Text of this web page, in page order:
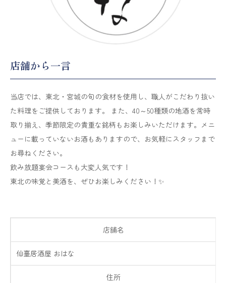
店舗から一言
当店では、東北・宮城の旬の食材を使用し、職人がこだわり抜い
た料理をご提供しております。 また、40～50種類の地酒を常時
取り揃え、季節限定の貴重な銘柄もお楽しみいただけます。メニ
ューに載っていないお酒もありますので、お気軽にスタッフまで
お尋ねください。
飲み放題宴会コースも大変人気です！
東北の味覚と美酒を、ぜひお楽しみください！✨
店舗名
仙臺居酒屋 おはな
住所